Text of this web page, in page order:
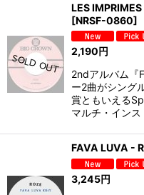
LES
[NRSF-0860]
2,190円
2ndアルバム『
ー2曲がシング
賞ともいえる
マルチ・イン
FAVA LUVA -
3,245円